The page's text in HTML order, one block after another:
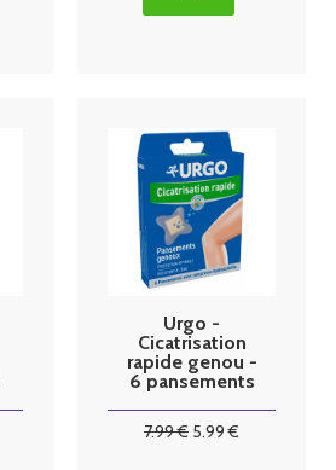
Urgo -
Cicatrisation
rapide genou -
6 pansements
7.99€ 5.99 €